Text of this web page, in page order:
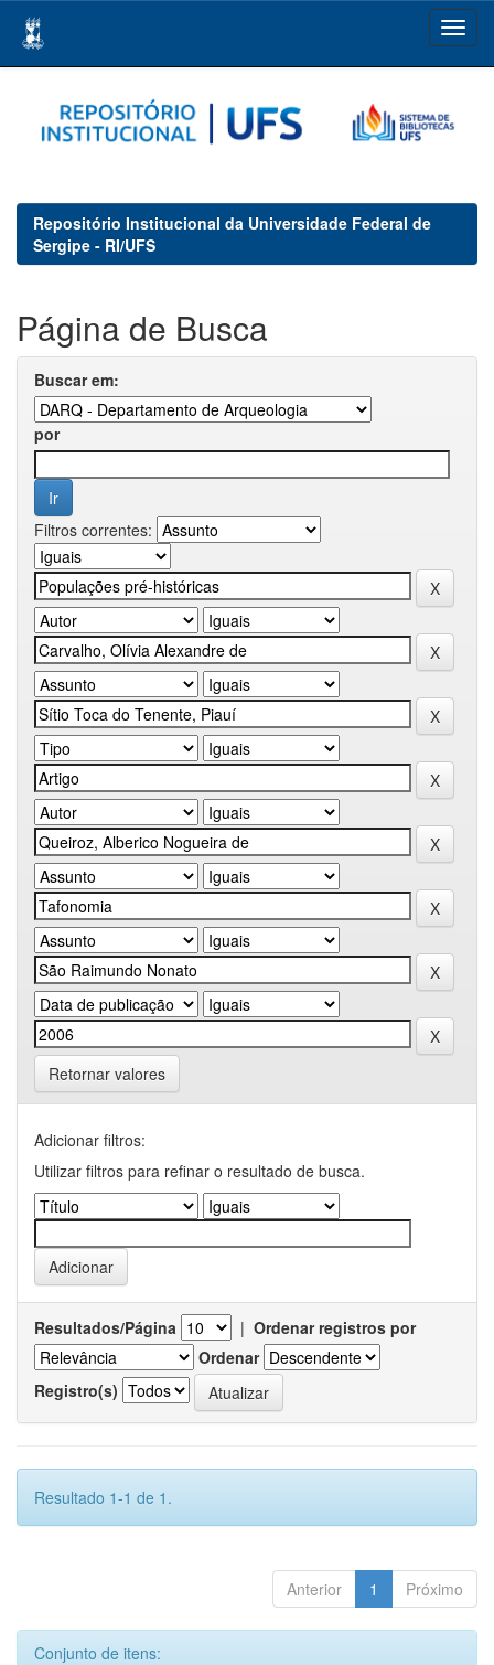
navigation
Repositório Institucional da Universidade Federal de
Sergipe - RI/UFS
Página de Busca
Buscar em:
por
Filtros correntes:
Retornar valores
Adicionar filtros:
Utilizar filtros para refinar o resultado de busca.
Resultados/Página | Ordenar registros por
Ordenar
Registro(s)
Resultado 1-1 de 1.
Anterior 1 Próximo
Conjunto de itens: